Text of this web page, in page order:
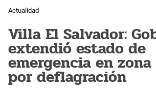
Actualidad
Villa El Salvador:
extendió estado de
emergencia en
por deflagración